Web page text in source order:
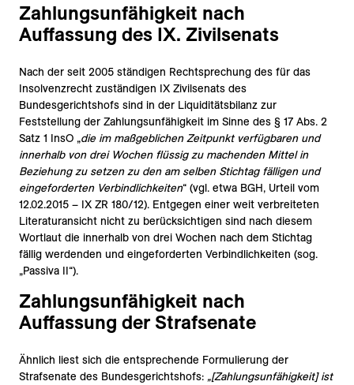
Zahlungsunfähigkeit nach
Auffassung des IX. Zivilsenats
Nach der seit 2005 ständigen Rechtsprechung des für das
Insolvenzrecht zuständigen IX Zivilsenats des
Bundesgerichtshofs sind in der Liquiditätsbilanz zur
Feststellung der Zahlungsunfähigkeit im Sinne des § 17 Abs. 2
Satz 1 InsO „die im maßgeblichen Zeitpunkt verfügbaren und
innerhalb von drei Wochen flüssig zu machenden Mittel in
Beziehung zu setzen zu den am selben Stichtag fälligen und
eingeforderten Verbindlichkeiten“ (vgl. etwa BGH, Urteil vom
12.02.2015 – IX ZR 180/12). Entgegen einer weit verbreiteten
Literaturansicht nicht zu berücksichtigen sind nach diesem
Wortlaut die innerhalb von drei Wochen nach dem Stichtag
fällig werdenden und eingeforderten Verbindlichkeiten (sog.
„Passiva II“).
Zahlungsunfähigkeit nach
Auffassung der Strafsenate
Ähnlich liest sich die entsprechende Formulierung der
Strafsenate des Bundesgerichtshofs: „[Zahlungsunfähigkeit] ist